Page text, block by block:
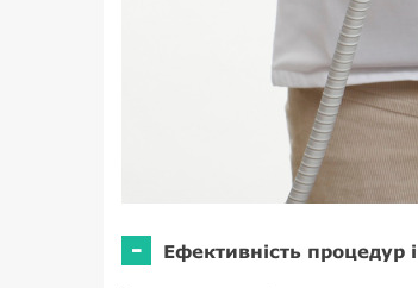
- Ефективність процедур